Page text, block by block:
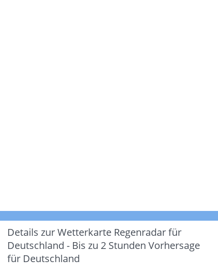
Details zur Wetterkarte Regenradar für
Deutschland - Bis zu 2 Stunden Vorhersage
für Deutschland